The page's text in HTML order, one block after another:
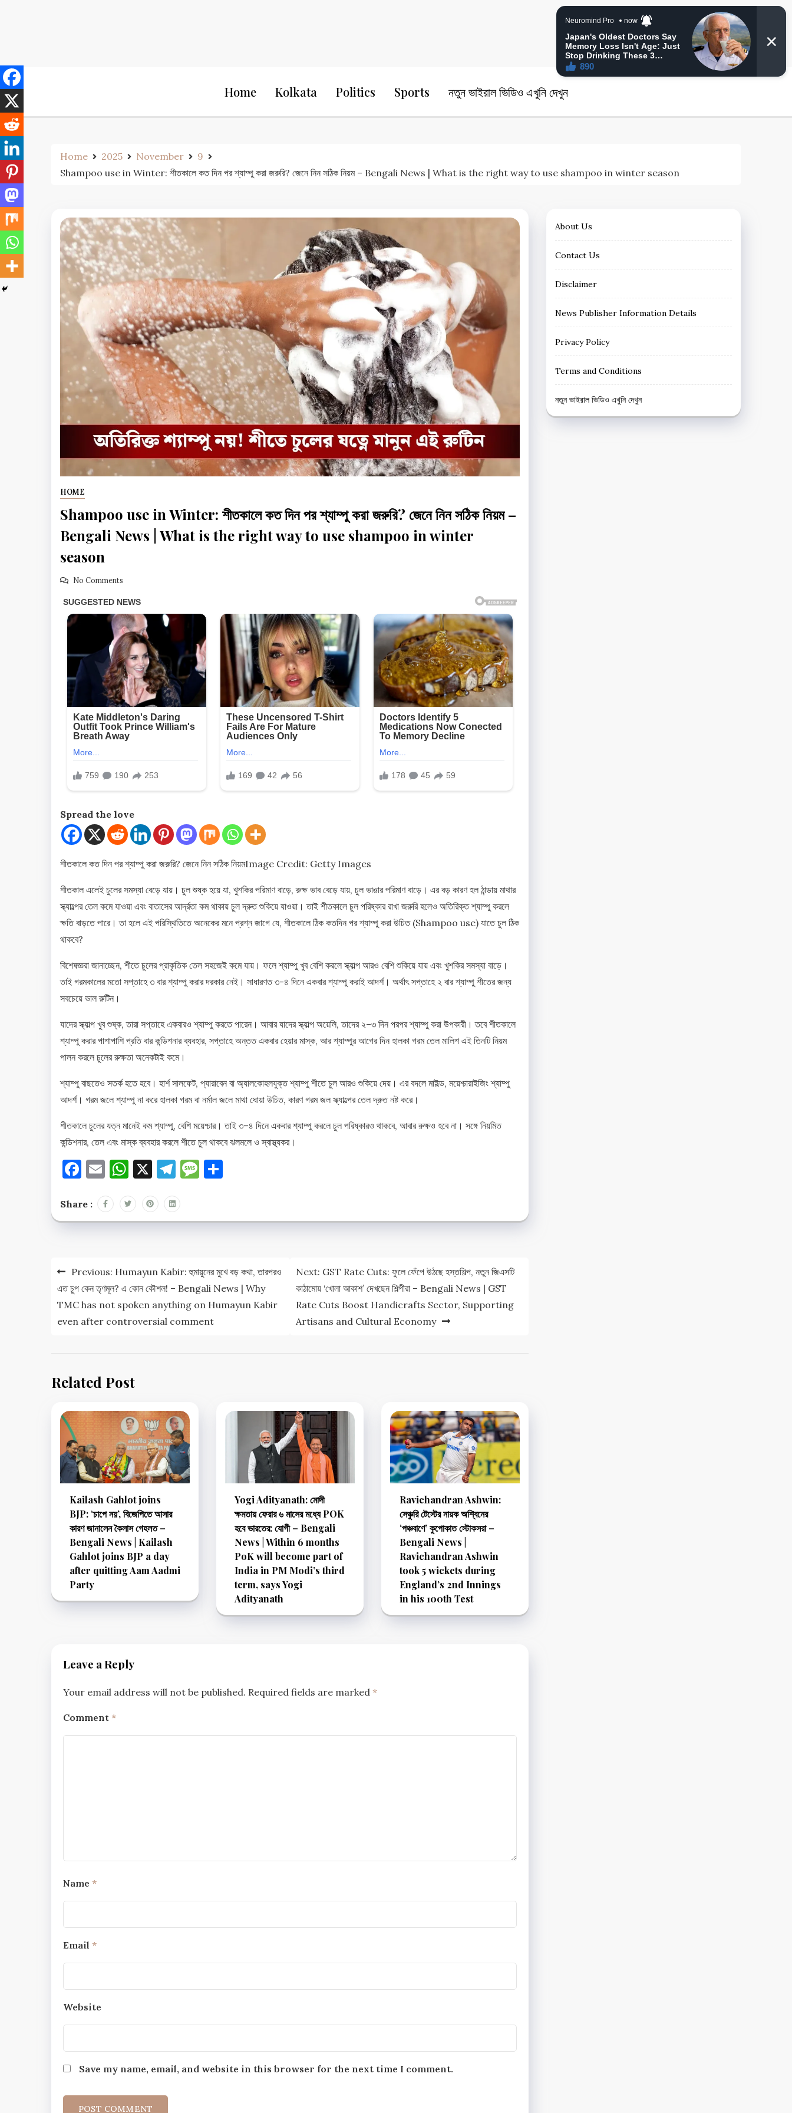
24 Ghanta Bangla News
Home Kolkata Politics Sports নতুন ভাইরাল ভিডিও এখুনি দেখুন
Home 2025 November
9
Shampoo use in Winter: শীতকালে কত দিন পর শ্যাম্পু করা জরুরি? জেনে নিন সঠিক নিয়ম – Bengali News | What is the right way to use shampoo in winter season
HOME
Shampoo use in Winter: শীতকালে কত দিন পর শ্যাম্পু করা জরুরি? জেনে নিন সঠিক নিয়ম –
Bengali News | What is the right way to use shampoo in winter
season
No Comments
Spread the love
শীতকালে কত দিন পর শ্যাম্পু করা জরুরি? জেনে নিন সঠিক নিয়মImage Credit: Getty Images
শীতকাল এলেই চুলের সমস্যা বেড়ে যায়। চুল শুষ্ক হয়ে যা, খুশকির পরিমাণ বাড়ে, রুক্ষ ভাব বেড়ে যায়, চুল ভাঙার পরিমাণ বাড়ে। এর বড় কারণ হল ঠান্ডায় মাথার
স্ক্যাল্পের তেল কমে যাওয়া এবং বাতাসের আর্দ্রতা কম থাকায় চুল দ্রুত শুকিয়ে যাওয়া। তাই শীতকালে চুল পরিষ্কার রাখা জরুরি হলেও অতিরিক্ত শ্যাম্পু করলে
ক্ষতি বাড়তে পারে। তা হলে এই পরিস্থিতিতে অনেকের মনে প্রশ্ন জাগে যে, শীতকালে ঠিক কতদিন পর শ্যাম্পু করা উচিত (Shampoo use) যাতে চুল ঠিক
থাকবে?
বিশেষজ্ঞরা জানাচ্ছেন, শীতে চুলের প্রাকৃতিক তেল সহজেই কমে যায়। ফলে শ্যাম্পু খুব বেশি করলে স্ক্যাল্প আরও বেশি শুকিয়ে যায় এবং খুশকির সমস্যা বাড়ে।
তাই গরমকালের মতো সপ্তাহে ৩ বার শ্যাম্পু করার দরকার নেই। সাধারণত ৩-৪ দিনে একবার শ্যাম্পু করাই আদর্শ। অর্থাৎ সপ্তাহে ২ বার শ্যাম্পু শীতের জন্য
সবচেয়ে ভাল রুটিন।
যাদের স্ক্যাল্প খুব শুষ্ক, তারা সপ্তাহে একবারও শ্যাম্পু করতে পারেন। আবার যাদের স্ক্যাল্প অয়েলি, তাদের ২–৩ দিন পরপর শ্যাম্পু করা উপকারী। তবে শীতকালে
শ্যাম্পু করার পাশাপাশি প্রতি বার কন্ডিশনার ব্যবহার, সপ্তাহে অন্তত একবার হেয়ার মাস্ক, আর শ্যাম্পুর আগের দিন হালকা গরম তেল মালিশ এই তিনটি নিয়ম
পালন করলে চুলের রুক্ষতা অনেকটাই কমে।
শ্যাম্পু বাছতেও সতর্ক হতে হবে। হার্শ সালফেট, প্যারাবেন বা অ্যালকোহলযুক্ত শ্যাম্পু শীতে চুল আরও শুকিয়ে দেয়। এর বদলে মাইল্ড, ময়েশ্চারাইজিং শ্যাম্পু
আদর্শ। গরম জলে শ্যাম্পু না করে হালকা গরম বা নর্মাল জলে মাথা ধোয়া উচিত, কারণ গরম জল স্ক্যাল্পের তেল দ্রুত নষ্ট করে।
শীতকালে চুলের যত্ন মানেই কম শ্যাম্পু, বেশি ময়েশ্চার। তাই ৩–৪ দিনে একবার শ্যাম্পু করলে চুল পরিষ্কারও থাকবে, আবার রুক্ষও হবে না। সঙ্গে নিয়মিত
কন্ডিশনার, তেল এবং মাস্ক ব্যবহার করলে শীতে চুল থাকবে ঝলমলে ও স্বাস্থ্যকর।
Facebook
EmailWhatsApp
X Telegram
Message
Share :
Post
navigation
Previous: Humayun Kabir: হুমায়ুনের মুখে বড় কথা, তারপরও
এত চুপ কেন তৃণমূল? এ কোন কৌশল! – Bengali News | Why
TMC has not spoken anything on Humayun Kabir
even after controversial comment
Next: GST Rate Cuts: ফুলে ফেঁপে উঠছে হস্তশিল্প, নতুন জিএসটি
কাঠামোয় ‘খোলা আকাশ’ দেখছেন শিল্পীরা – Bengali News | GST
Rate Cuts Boost Handicrafts Sector, Supporting
Artisans and Cultural Economy
Related Post
Kailash Gahlot joins
BJP: ‘চাপে নয়’, বিজেপিতে আসার
কারণ জানালেন কৈলাস গেহলত –
Bengali News | Kailash
Gahlot joins BJP a day
after quitting Aam Aadmi
Party
Yogi Adityanath: মোদী
ক্ষমতায় ফেরার ৬ মাসের মধ্যে POK
হবে ভারতের: যোগী – Bengali
News | Within 6 months
PoK will become part of
India in PM Modi’s third
term, says Yogi
Adityanath
Ravichandran Ashwin:
সেঞ্চুরি টেস্টের নায়ক অশ্বিনের
‘পঞ্চবাণে’ কুপোকাত স্টোকসরা –
Bengali News |
Ravichandran Ashwin
took 5 wickets during
England’s 2nd Innings
in his 100th Test
Leave a Reply
Your email address will not be published. Required fields are marked *
Comment *
Name *
Email *
Website
Save my name, email, and website in this browser for the next time I comment.
About Us
Contact Us
Disclaimer
News Publisher Information Details
Privacy Policy
Terms and Conditions
নতুন ভাইরাল ভিডিও এখুনি দেখুন